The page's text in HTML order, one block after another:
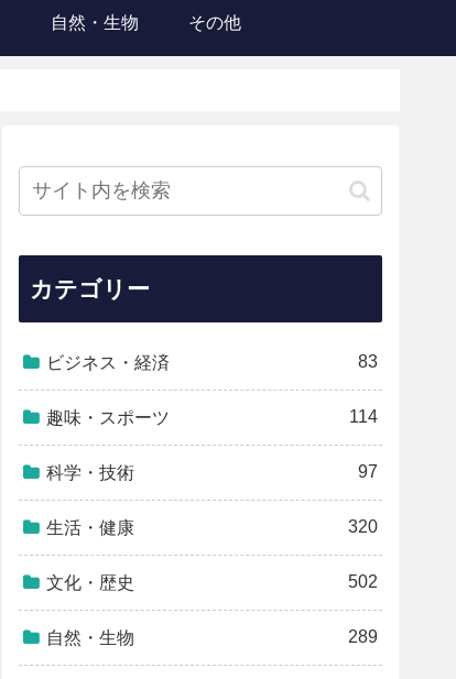
自然・生物 その他
カテゴリー
ビジネス・経済 83
趣味・スポーツ 114
科学・技術 97
生活・健康 320
文化・歴史 502
自然・生物 289